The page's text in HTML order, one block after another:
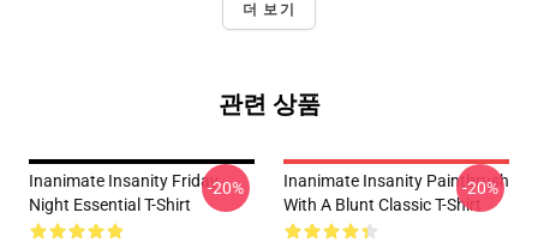
더 보기
관련 상품
Inanimate Insanity Friday
Night Essential T-Shirt
-20%
Inanimate Insanity Paintbrush
With A Blunt Classic T-Shirt
-20%